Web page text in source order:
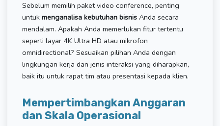
Sebelum memilih paket video conference, penting
untuk menganalisa kebutuhan bisnis Anda secara
mendalam. Apakah Anda memerlukan fitur tertentu
seperti layar 4K Ultra HD atau mikrofon
omnidirectional? Sesuaikan pilihan Anda dengan
lingkungan kerja dan jenis interaksi yang diharapkan,
baik itu untuk rapat tim atau presentasi kepada klien.
Mempertimbangkan Anggaran
dan Skala Operasional